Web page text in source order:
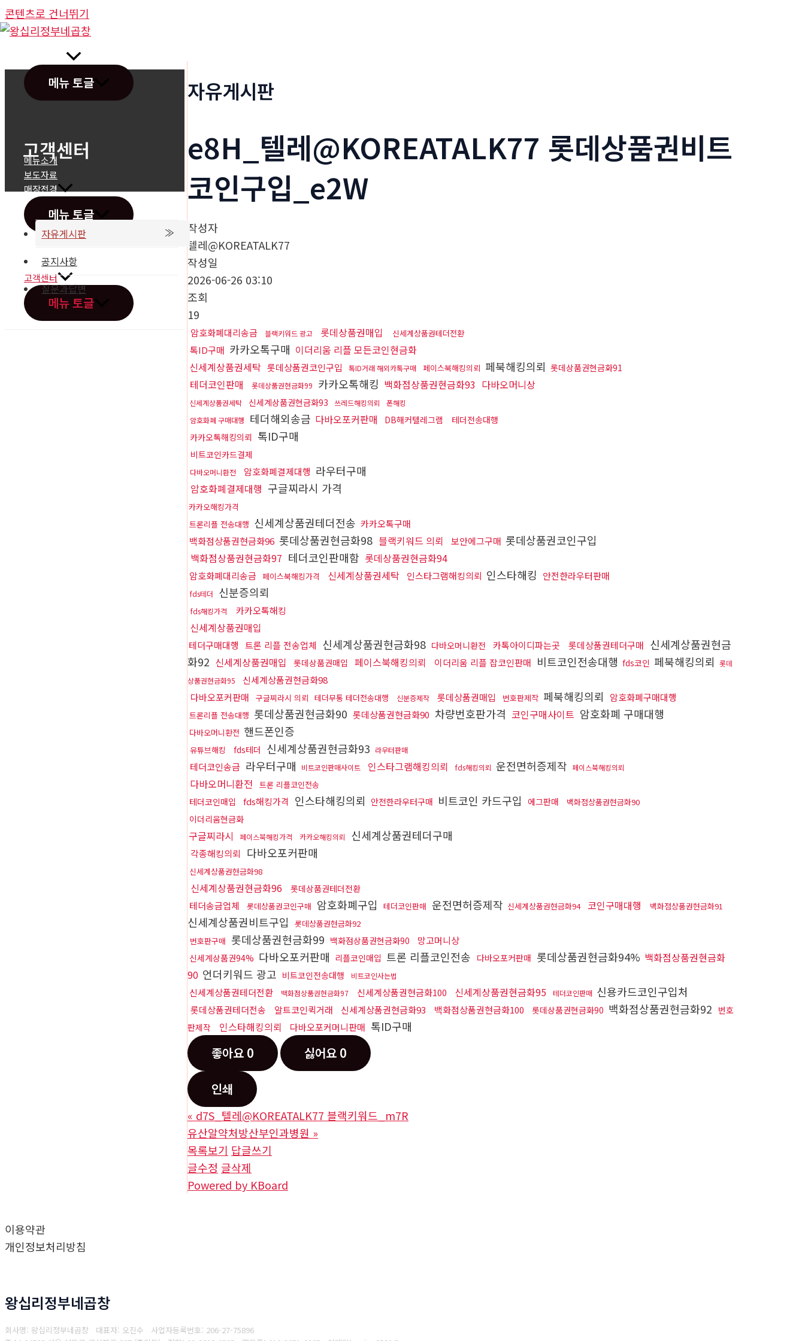
콘텐츠로 건너뛰기
메뉴 토글
메뉴소개
보도자료
매장전경
메뉴 토글
온라인문의
고객센터
메뉴 토글
고객센터
자유게시판
공지사항
질문과답변
자유게시판
e8H_텔레@KOREATALK77 롯데상품권비트
코인구입_e2W
작성자
텔레@KOREATALK77
작성일
2026-06-26 03:10
조회
19
암호화폐대리송금 블랙키워드 광고 롯데상품권매입 신세계상품권테더전환
톡ID구매 카카오톡구매 이더리움 리플 모든코인현금화
신세계상품권세탁 롯데상품권코인구입 톡ID거래 해외카톡구매 페이스북해킹의뢰 페북해킹의뢰 롯데상품권현금화91
테더코인판매 롯데상품권현금화99 카카오톡해킹 백화점상품권현금화93 다바오머니상
신세계상품권세탁 신세계상품권현금화93 쓰레드해킹의뢰
폰해킹
암호화폐 구매대행
테더해외송금 다바오포커판매 DB해커텔레그램
테더전송대행
카카오톡해킹의뢰 톡ID구매
비트코인카드결제
다바오머니환전 암호화폐결제대행 라우터구매
암호화폐결제대행 구글찌라시 가격
카카오해킹가격
트론리플 전송대행 신세계상품권테더전송 카카오톡구매
백화점상품권현금화96 롯데상품권현금화98 블랙키워드 의뢰 보안에그구매 롯데상품권코인구입
백화점상품권현금화97 테더코인판매함 롯데상품권현금화94
암호화폐대리송금 페이스북해킹가격 신세계상품권세탁 인스타그램해킹의뢰 인스타해킹 안전한라우터판매
fds테더 신분증의뢰
fds해킹가격 카카오톡해킹
신세계상품권매입
테더구매대행 트론 리플 전송업체 신세계상품권현금화98 다바오머니환전 카톡아이디파는곳 롯데상품권테더구매 신세계상품권현금
화92 신세계상품권매입 롯데상품권매입 페이스북해킹의뢰 이더리움 리플 잡코인판매 비트코인전송대행 fds코인 페북해킹의뢰 롯데
상품권현금화95
신세계상품권현금화98
다바오포커판매
구글찌라시 의뢰 테더무통 테더전송대행 신분증제작 롯데상품권매입 번호판제작 페북해킹의뢰 암호화폐구매대행
트론리플 전송대행 롯데상품권현금화90 롯데상품권현금화90 차량번호판가격 코인구매사이트 암호화폐 구매대행
다바오머니환전 핸드폰인증
유튜브해킹 fds테더 신세계상품권현금화93 라우터판매
테더코인송금 라우터구매 비트코인판매사이트 인스타그램해킹의뢰 fds해킹의뢰 운전면허증제작 페이스북해킹의뢰
다바오머니환전 트론 리플코인전송
테더코인매입 fds해킹가격 인스타해킹의뢰 안전한라우터구매 비트코인 카드구입 에그판매 백화점상품권현금화90
이더리움현금화
구글찌라시 페이스북해킹가격 카카오해킹의뢰 신세계상품권테더구매
각종해킹의뢰 다바오포커판매
신세계상품권현금화98
신세계상품권현금화96 롯데상품권테더전환
테더송금업체 롯데상품권코인구매 암호화폐구입 테더코인판매 운전면허증제작 신세계상품권현금화94 코인구매대행 백화점상품권현금화91
신세계상품권비트구입
롯데상품권현금화92
번호판구매 롯데상품권현금화99 백화점상품권현금화90 망고머니상
신세계상품권94% 다바오포커판매 리플코인매입 트론 리플코인전송 다바오포커판매 롯데상품권현금화94% 백화점상품권현금화
90 언더키워드 광고 비트코인전송대행 비트코인사는법
신세계상품권테더전환 백화점상품권현금화97 신세계상품권현금화100 신세계상품권현금화95 테더코인판매 신용카드코인구입처
롯데상품권테더전송 알트코인퀵거래 신세계상품권현금화93 백화점상품권현금화100 롯데상품권현금화90 백화점상품권현금화92 번호
판제작
인스타해킹의뢰 다바오포커머니판매 톡ID구매
좋아요 0 싫어요 0
인쇄
« d7S_텔레@KOREATALK77 블랙키워드_m7R
유산알약처방산부인과병원 »
목록보기 답글쓰기
글수정 글삭제
Powered by KBoard
이용약관
개인정보처리방침
왕십리정부네곱창
회사명: 왕십리정부네곱창 대표자: 오진수 사업자등록번호: 206-27-75896